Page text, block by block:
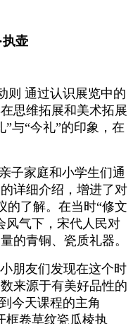
执壶
则 通过认识展览中的
思维拓展和美术拓展
与“今礼”的印象，在
家庭和小学生们通
详细介绍，增进了对
的了解。在当时“修文
风气下，宋代人民对
的青铜、瓷质礼器。
朋友们发现在这个时
来源于有美好品性的
今天课程的主角
卷草纹瓷瓜棱执